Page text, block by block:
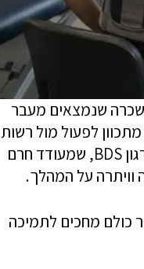
שנמצאים מעבר
הוא מתכוון לפעול מול רשות
המסים כדי לקבוע מיסוי מיוחד על פעילות הקשורה לחברות שלוקחות חלק בארגון BDS, שמעודד חרם
על המהלך.
כולם מחכים לתמיכה